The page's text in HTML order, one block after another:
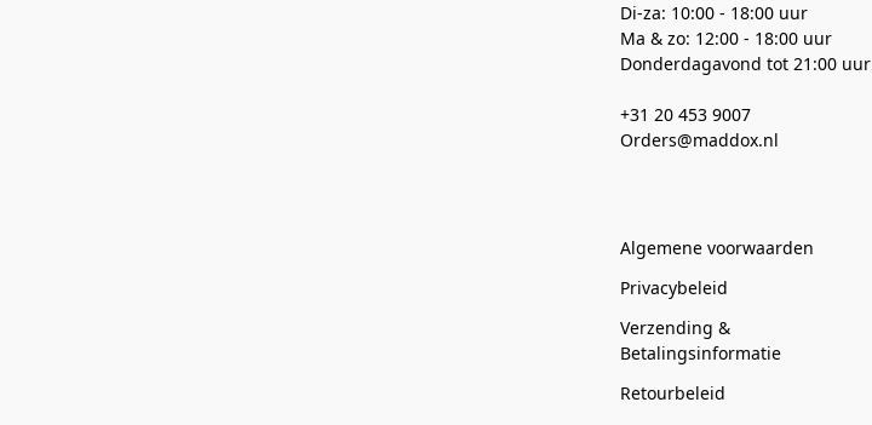
Di-za: 10:00 - 18:00 uur
Ma & zo: 12:00 - 18:00 uur
Donderdagavond tot 21:00 uur
+31 20 453 9007
Orders@maddox.nl
Algemene voorwaarden
Privacybeleid
Verzending &
Betalingsinformatie
Retourbeleid